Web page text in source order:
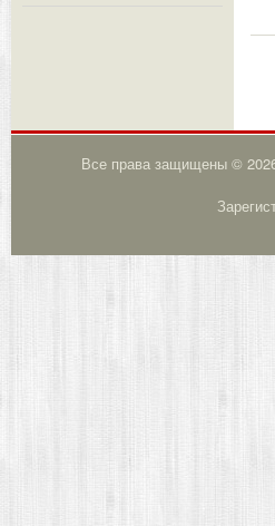
Все права защищены ©